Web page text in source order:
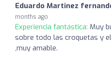
Eduardo Martinez
months ago
Experiencia fantástica: Muy
sobre todo las croquetas y
,muy amable.